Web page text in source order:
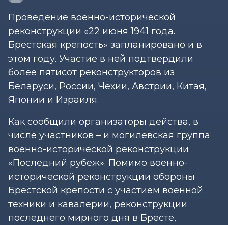
Проведение военно-исторической
реконструкции «22 июня 1941 года.
Брестская крепость» запланировано и в
этом году. Участие в ней подтвердили
более пятисот реконструкторов из
Беларуси, России, Чехии, Австрии, Китая,
Японии и Израиля.
Как сообщили организаторы действа, в
числе участников – и могилевская группа
военно-исторической реконструкции
«Последний рубеж». Помимо военно-
исторической реконструкции обороны
Брестской крепости с участием военной
техники и кавалерии, реконструкции
последнего мирного дня в Бресте,